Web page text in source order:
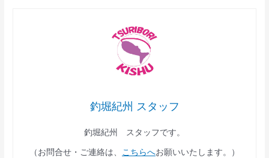
釣堀紀州 スタッフ
釣堀紀州 スタッフです。
（お問合せ・ご連絡は、
こちらへお願いいたします。）